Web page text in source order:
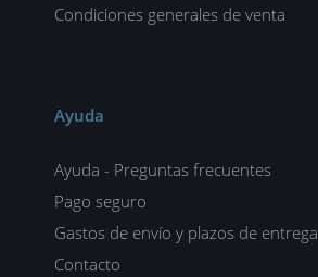
Condiciones generales de venta
Ayuda
Ayuda - Preguntas frecuentes
Pago seguro
Gastos de envío y plazos de entrega
Contacto